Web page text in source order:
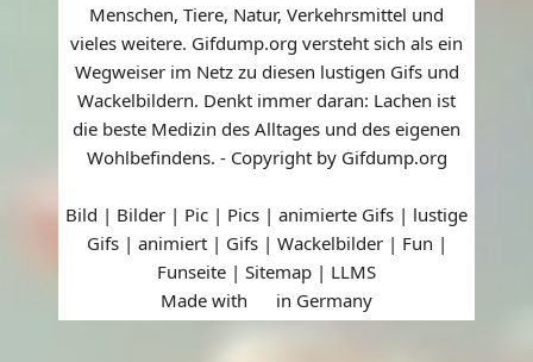
Menschen, Tiere, Natur, Verkehrsmittel und
vieles weitere. Gifdump.org versteht sich als ein
Wegweiser im Netz zu diesen lustigen Gifs und
Wackelbildern. Denkt immer daran: Lachen ist
die beste Medizin des Alltages und des eigenen
Wohlbefindens. - Copyright by Gifdump.org
Bild | Bilder | Pic | Pics | animierte Gifs | lustige
Gifs | animiert | Gifs | Wackelbilder | Fun |
Funseite | Sitemap | LLMS
Made with
in Germany